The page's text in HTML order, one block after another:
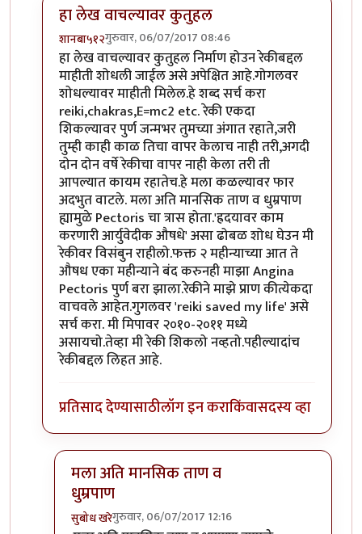
हा लेख वाचल्यावर कुतुहल
शानबा५१२गुरुवार, 06/07/2017 08:46
In reply toरेकी म्हणजे??? पूर्ण आणि सविस्तर सांगाल का??
हा लेख वाचल्यावर कुतुहल निर्माण होउन रेकीबद्दल
माहीती शोधली जाईल असे अपेक्षित आहे.गोगलवर
शोधल्यावर माहीती मिलेल.हे शब्द सर्च करा
reiki,chakras,E=mc2 etc. रेकी एकदा
शिकल्यावर पुर्ण जन्मभर तुमच्या अंगात रहाते,जरी
तुम्ही काही काळ तिचा वापर केलाच नाही तरी,अगदी
दोन दोन वर्षे रेकीचा वापर नाही केला तरी ती
आपल्यात कायम रहातेच.हे मला कळल्यावर फार
अदभुत वाटले. मला अति मानसिक ताण व धुम्रपाण
ह्यामुळे Pectoris चा त्रास होता.'ह्रदयावर काम
करणारी आर्युवेदीक औषधे' असा ढोबळ शोध घेउन मी
रेकीवर विसंबुन राहीलो.फक्त २ महीन्याच्या आत ते
औषध एका महीन्याने बंद करुनही माझा Angina
Pectoris पुर्ण बरा झाला.रेकीने माझे प्राण कीत्येकदा
वाचवले आहेत.गुगलवर 'reiki saved my life' असे
सर्च करा. मी मिपावर २०१०-२०११ मध्ये
असायचो.तेव्हा मी रेकी शिकलो नव्हतो.पहील्यादांच
रेकीबद्दल लिहत आहे.
प्रतिसाद देण्यासाठीलॉग इन कराकिंवासदस्य व्हा
मला अति मानसिक ताण व
धुम्रपाण
सुबोध खरेगुरुवार, 06/07/2017 12:16